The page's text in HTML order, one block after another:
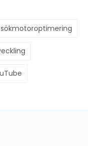
sökmotoroptimering